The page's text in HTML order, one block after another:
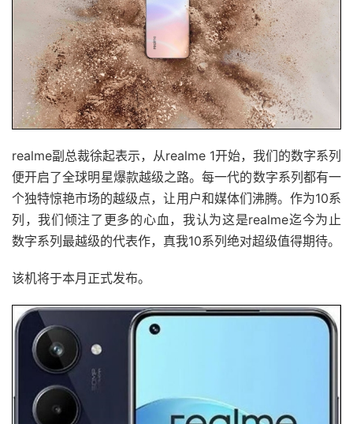
realme副总裁徐起表示，从realme 1开始，我们的数字系列
便开启了全球明星爆款越级之路。每一代的数字系列都有一
个独特惊艳市场的越级点，让用户和媒体们沸腾。作为10系
列，我们倾注了更多的心血，我认为这是realme迄今为止
数字系列最越级的代表作，真我10系列绝对超级值得期待。
该机将于本月正式发布。